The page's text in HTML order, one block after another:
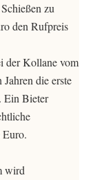
zu
den Rufpreis
der Kollane vom
die erste
Ein Bieter
wird